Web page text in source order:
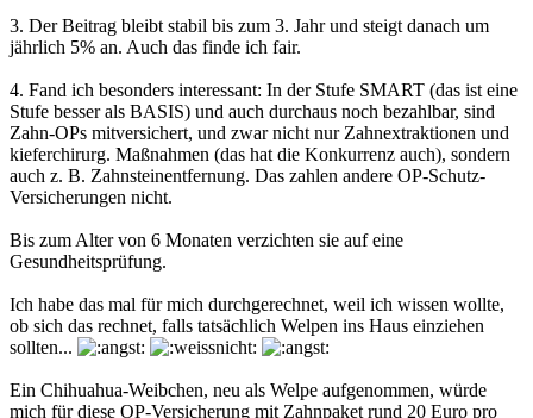
3. Der Beitrag bleibt stabil bis zum 3. Jahr und steigt danach um
jährlich 5% an. Auch das finde ich fair.
4. Fand ich besonders interessant: In der Stufe SMART (das ist eine
Stufe besser als BASIS) und auch durchaus noch bezahlbar, sind
Zahn-OPs mitversichert, und zwar nicht nur Zahnextraktionen und
kieferchirurg. Maßnahmen (das hat die Konkurrenz auch), sondern
auch z. B. Zahnsteinentfernung. Das zahlen andere OP-Schutz-
Versicherungen nicht.
Bis zum Alter von 6 Monaten verzichten sie auf eine
Gesundheitsprüfung.
Ich habe das mal für mich durchgerechnet, weil ich wissen wollte,
ob sich das rechnet, falls tatsächlich Welpen ins Haus einziehen
sollten...
Ein Chihuahua-Weibchen, neu als Welpe aufgenommen, würde
mich für diese OP-Versicherung mit Zahnpaket rund 20 Euro pro